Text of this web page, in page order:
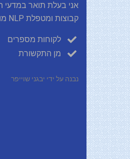
אני בעלת תואר במדעי
קבוצות ומטפלת NLP מוסמכת.
לקוחות מספרים
מן התקשורת
נבנה על ידי יבגני שוייפר